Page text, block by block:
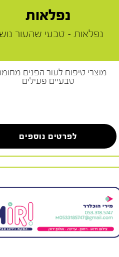
נפלאות
נפלאות - טבעי שהעור
מוצרי טיפוח לעור הפנים
טבעיים פעילים
לפרטים נוספים